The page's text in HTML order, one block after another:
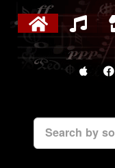
Search by